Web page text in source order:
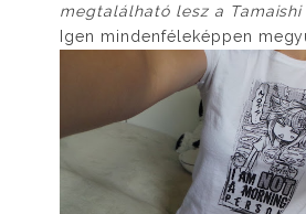
megtalálható lesz a Tamaishi
Igen mindenféleképpen